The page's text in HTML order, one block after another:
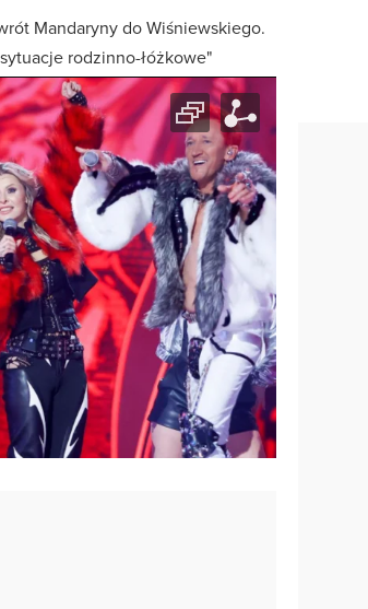
Mandaryny do Wiśniewskiego.
rodzinno-łóżkowe"